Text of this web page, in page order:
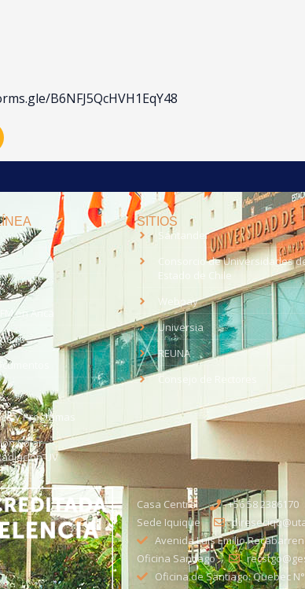
B6NFJ5QcHVH1EqY48
en Arica
y Programas
Solar -
UV
SITIOS
Santander
Consorcio de Universidades
Estado de Chile
Webpay
Universia
REUNA
Casa Central +56 58 2386170
Sede Iquique
Avenida Luis Emilio
Oficina Santiago
Oficina de Santiago: Quebec